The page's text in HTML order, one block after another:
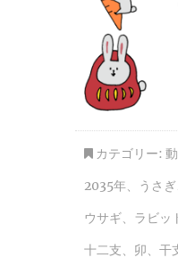
カテゴリー:
2035年、 うさぎ
ウサギ、 ラビッ
十二支、 卯、 干